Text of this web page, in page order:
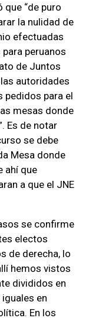
que “de puro
la nulidad de
efectuadas
peruanos
de Juntos
autoridades
pedidos para el
mesas donde
Es de notar
se debe
Mesa donde
ahí que
a que el JNE
se confirme
electos
de derecha, lo
hemos vistos
divididos en
en
En los